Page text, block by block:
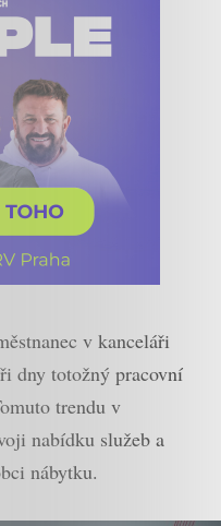
v kanceláři
dny totožný pracovní
trendu v
nabídku služeb a
nábytku.